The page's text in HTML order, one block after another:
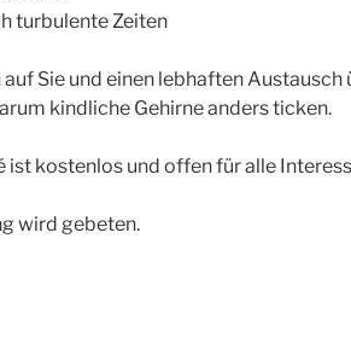
turbulente Zeiten
Sie und einen lebhaften Austausch
kindliche Gehirne anders ticken.
ist kostenlos und offen für alle
wird gebeten.